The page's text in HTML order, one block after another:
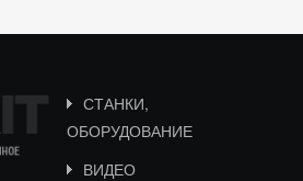
СТАНКИ,
ОБОРУДОВАНИЕ
ВИДЕО